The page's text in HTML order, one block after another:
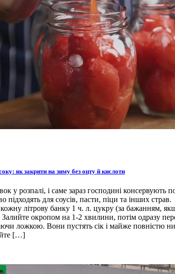
як закрити на зиму без оцту й кислоти
у розпалі, і саме зараз господині
підходять для соусів, пасти, піци та інших
кожну літрову банку 1 ч. л. цукру (за бажанням,
Залийте окропом на 1-2 хвилини, потім одразу
ложкою. Вони пустять сік і майже повністю
[…]